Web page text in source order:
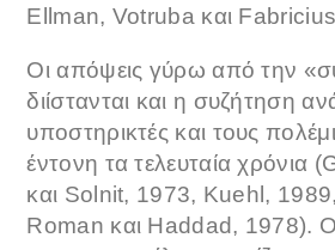
Ellman, Votruba και
Οι απόψεις γύρω από την
διίστανται και η συζήτηση
υποστηρικτές και τους
έντονη τα τελευταία χρόνια
και Solnit, 1973, Kuehl,
Roman και Haddad, 1978).